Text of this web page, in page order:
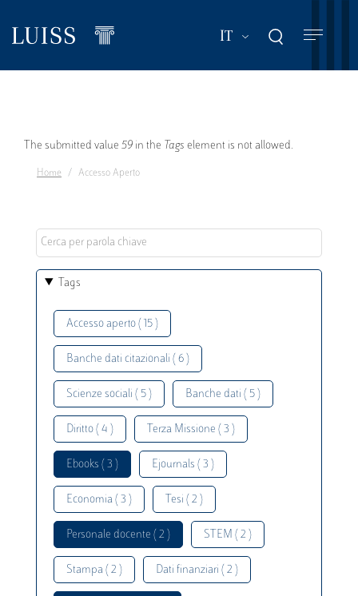
contenuto
IT Mostra ulteriori
Messaggio
di
The submitted value 59 in the Tags element is not allowed.
Home Accesso Aperto
Tags
Accesso aperto ( 15 )
Banche dati citazionali ( 6 )
Scienze sociali ( 5 ) Banche dati ( 5 )
Diritto ( 4 ) Terza Missione ( 3 )
Ebooks ( 3 ) Ejournals ( 3 )
Economia ( 3 ) Tesi ( 2 )
Personale docente ( 2 ) STEM ( 2 )
Stampa ( 2 ) Dati finanziari ( 2 )